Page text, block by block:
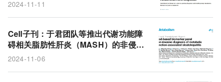
2024-11-11
Cell子刊：于君团队等推出代谢功能障
碍相关脂肪性肝炎（MASH）的非侵入
性诊断模型
2024-11-06